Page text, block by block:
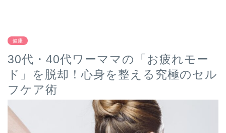
健康
30代・40代ワーママの「お疲れモー
ド」を脱却！心身を整える究極のセル
フケア術